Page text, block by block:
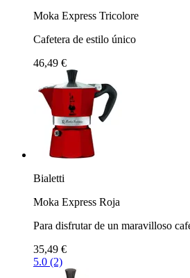
Moka Express Tricolore
Cafetera de estilo único
46,49 €
Bialetti
Moka Express Roja
Para disfrutar de un maravilloso
35,49 €
5.0 (2)